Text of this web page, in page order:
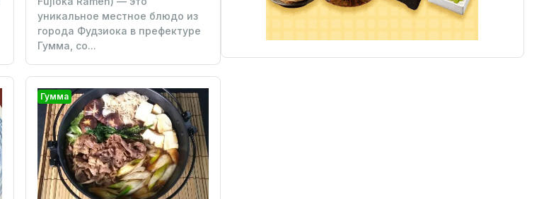
уникальное местное блюдо из
города Фудзиока в префектуре
Гумма, со...
Гумма